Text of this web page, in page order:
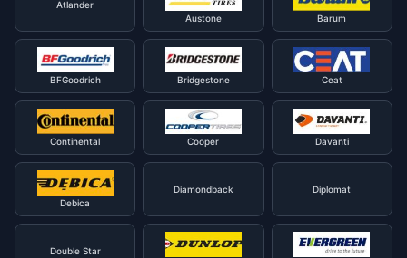
Atlander
Austone
Barum
BFGoodrich Bridgestone Ceat
Continental Cooper Davanti
Debica
Diamondback Diplomat
Double Star